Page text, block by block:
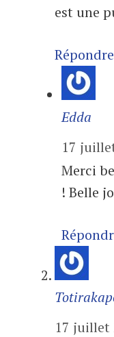
est une
Répondre
Edda
17
Merci
! Belle
17 juillet